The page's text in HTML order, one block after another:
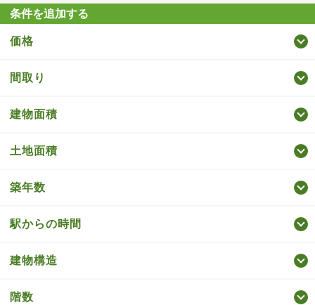
条件を追加する
価格
間取り
建物面積
土地面積
築年数
駅からの時間
建物構造
階数